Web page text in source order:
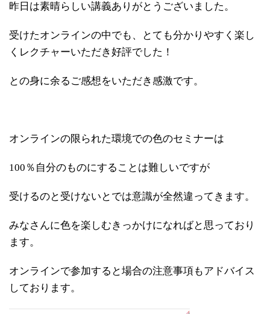
昨日は素晴らしい講義ありがとうございました。
受けたオンラインの中でも、とても分かりやすく楽し
くレクチャーいただき好評でした！
との身に余るご感想をいただき感激です。
オンラインの限られた環境での色のセミナーは
100％自分のものにすることは難しいですが
受けるのと受けないとでは意識が全然違ってきます。
みなさんに色を楽しむきっかけになればと思っており
ます。
オンラインで参加すると場合の注意事項もアドバイス
しております。